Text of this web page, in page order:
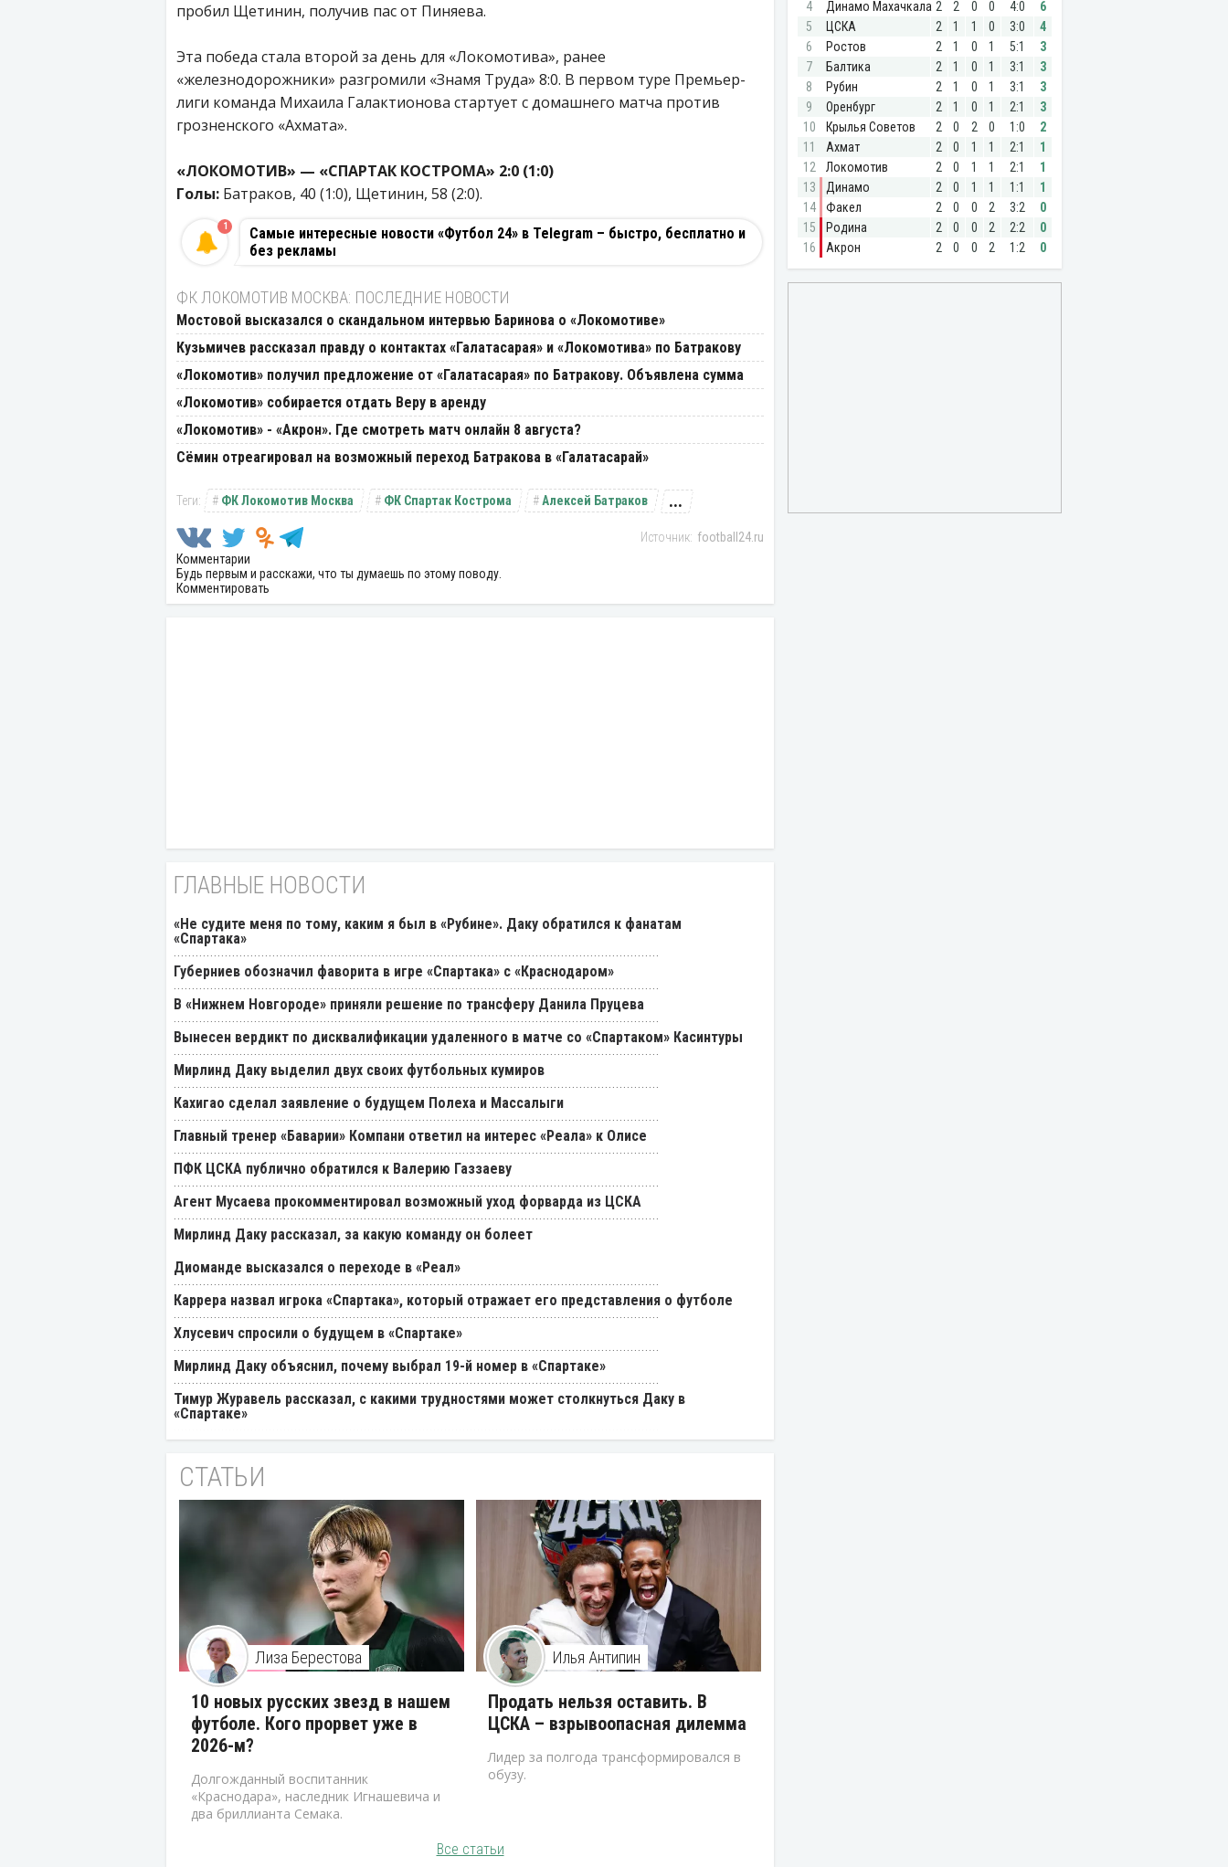
пробил Щетинин, получив пас от Пиняева.
Эта победа стала второй за день для «Локомотива», ранее
«железнодорожники» разгромили «Знамя Труда» 8:0. В первом туре Премьер-
лиги команда Михаила Галактионова стартует с домашнего матча против
грозненского «Ахмата».
«ЛОКОМОТИВ» — «СПАРТАК КОСТРОМА» 2:0 (1:0)
Голы: Батраков, 40 (1:0), Щетинин, 58 (2:0).
Самые интересные новости «Футбол 24» в Telegram – быстро, бесплатно и
без рекламы
1
ФК ЛОКОМОТИВ МОСКВА: ПОСЛЕДНИЕ НОВОСТИ
Мостовой высказался о скандальном интервью Баринова о «Локомотиве»
Кузьмичев рассказал правду о контактах «Галатасарая» и «Локомотива» по Батракову
«Локомотив» получил предложение от «Галатасарая» по Батракову. Объявлена сумма
«Локомотив» собирается отдать Веру в аренду
«Локомотив» - «Акрон». Где смотреть матч онлайн 8 августа?
Сёмин отреагировал на возможный переход Батракова в «Галатасарай»
ФК Локомотив Москва ФК Спартак Кострома Алексей Батраков ...
football24.ru
Комментарии
Будь первым и расскажи, что ты думаешь по этому поводу.
Комментировать
ГЛАВНЫЕ НОВОСТИ
«Не судите меня по тому, каким я был в «Рубине». Даку обратился к фанатам
«Спартака»
Губерниев обозначил фаворита в игре «Спартака» с «Краснодаром»
В «Нижнем Новгороде» приняли решение по трансферу Данила Пруцева
Вынесен вердикт по дисквалификации удаленного в матче со «Спартаком» Касинтуры
Мирлинд Даку выделил двух своих футбольных кумиров
Кахигао сделал заявление о будущем Полеха и Массалыги
Главный тренер «Баварии» Компани ответил на интерес «Реала» к Олисе
ПФК ЦСКА публично обратился к Валерию Газзаеву
Агент Мусаева прокомментировал возможный уход форварда из ЦСКА
Мирлинд Даку рассказал, за какую команду он болеет
Диоманде высказался о переходе в «Реал»
Каррера назвал игрока «Спартака», который отражает его представления о футболе
Хлусевич спросили о будущем в «Спартаке»
Мирлинд Даку объяснил, почему выбрал 19-й номер в «Спартаке»
Тимур Журавель рассказал, с какими трудностями может столкнуться Даку в
«Спартаке»
СТАТЬИ
Лиза Берестова
10 новых русских звезд в нашем
футболе. Кого прорвет уже в
2026-м?
Долгожданный воспитанник
«Краснодара», наследник Игнашевича и
два бриллианта Семака.
Илья Антипин
Продать нельзя оставить. В
ЦСКА – взрывоопасная дилемма
Лидер за полгода трансформировался в
обузу.
Все статьи